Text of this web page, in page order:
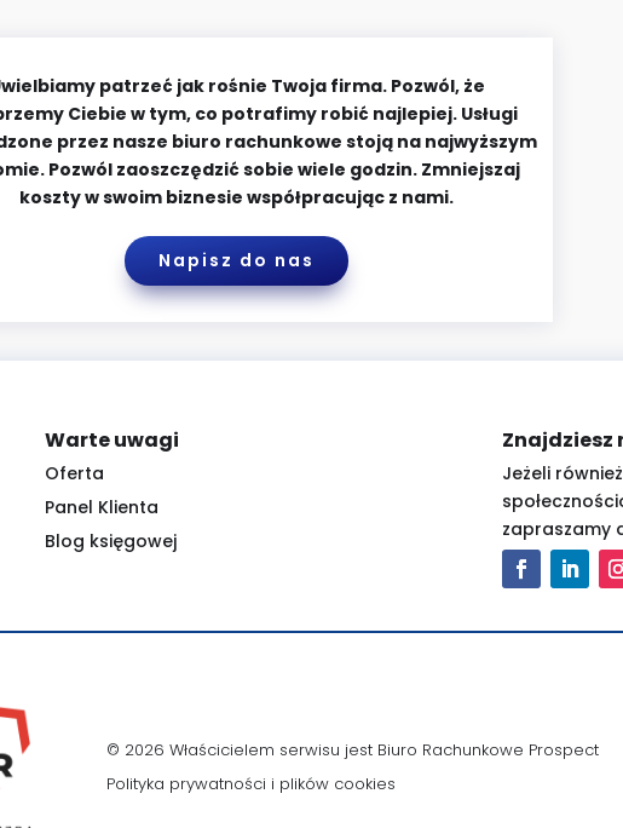
patrzeć jak rośnie Twoja firma. Pozwól, że
Ciebie w tym, co potrafimy robić najlepiej. Usługi
przez nasze biuro rachunkowe stoją na najwyższym
Pozwól zaoszczędzić sobie wiele godzin. Zmniejszaj
koszty w swoim biznesie współpracując z nami.
Napisz do nas
Warte uwagi
Oferta
Panel Klienta
Blog księgowej
Znajdziesz
Jeżeli
zapraszamy
© 2026 Właścicielem serwisu jest Biuro Rachunkowe Prospect
Polityka prywatności i plików cookies